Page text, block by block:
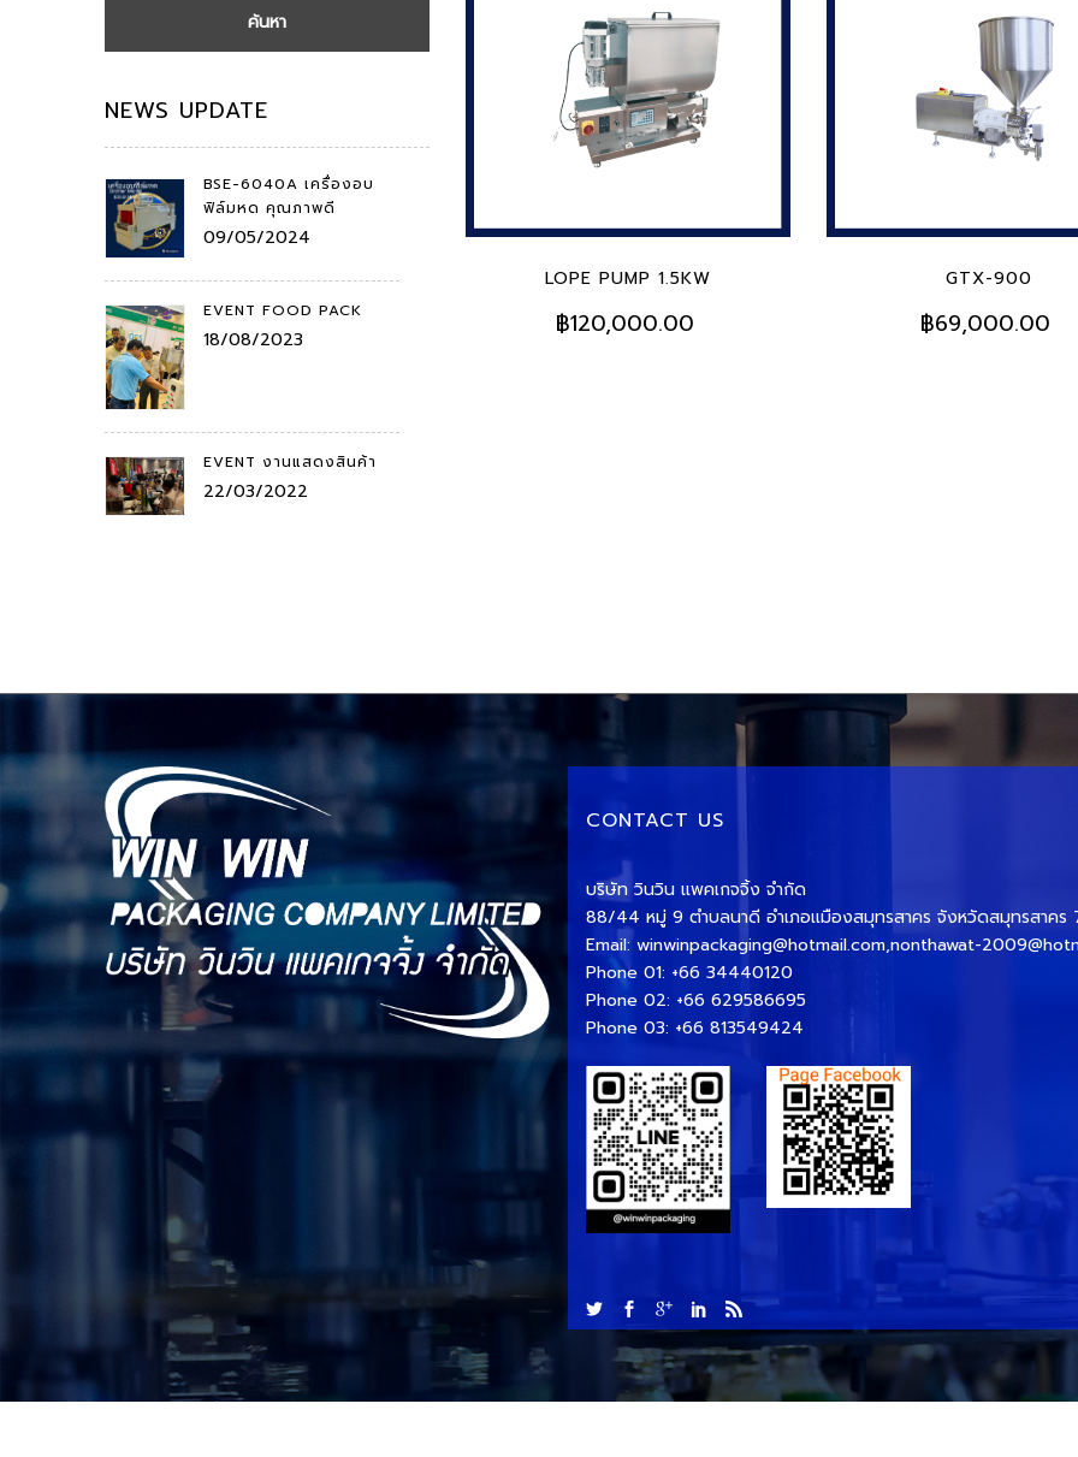
ค้นหา
NEWS UPDATE
BSE-6040A เครื่องอบ
ฟิล์มหด คุณภาพดี
09/05/2024
EVENT FOOD PACK
18/08/2023
EVENT งานแสดงสินค้า
22/03/2022
LOPE PUMP 1.5KW
฿120,000.00
GTX-900
฿69,000.00
CONTACT US
บริษัท วินวิน แพคเกจจิ้ง จำกัด
88/44 หมู่ 9 ตำบลนาดี อำเภอเเมืองสมุทรสาคร จังหวัดสมุทรสาค
Email: winwinpackaging@hotmail.com,nonthawat-
Phone 01: +66 34440120
Phone 02: +66 629586695
Phone 03: +66 813549424